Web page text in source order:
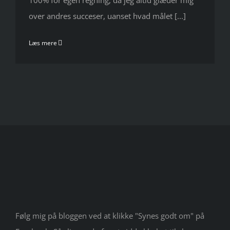
over andres succeser, uanset hvad målet [...]
Læs mere
Følg mig på bloggen ved at klikke "Synes godt om" på